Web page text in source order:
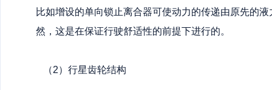
比如增设的单向锁止离合器可使动力的传递由原先的
然，这是在保证行驶舒适性的前提下进行的。
（2）行星齿轮结构